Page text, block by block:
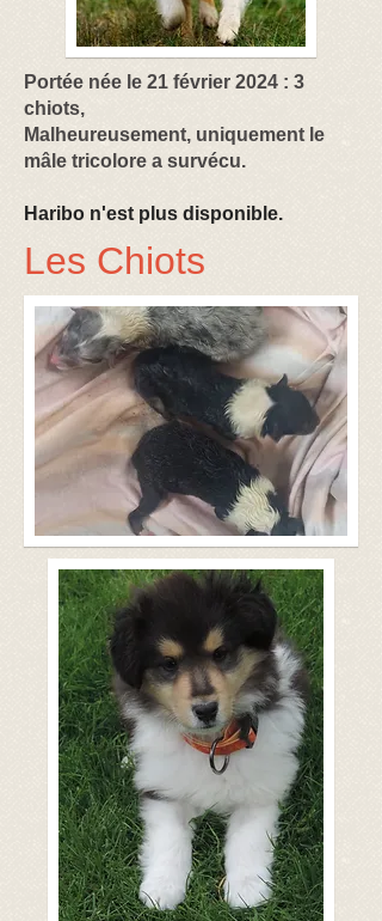
Portée née le 21 février 2024 : 3
chiots,
Malheureusement, uniquement le
mâle tricolore a survécu.
Haribo n'est plus disponible.
Les Chiots